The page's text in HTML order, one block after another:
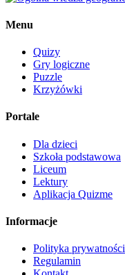
Menu
Quizy
Gry logiczne
Puzzle
Krzyżówki
Portale
Dla dzieci
Szkoła podstawowa
Liceum
Lektury
Aplikacja Quizme
Informacje
Polityka prywatności
Regulamin